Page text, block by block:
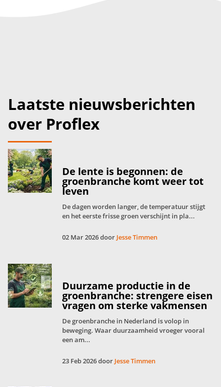
Laatste nieuwsberichten
over Proflex
De lente is begonnen: de
groenbranche komt weer tot
leven
De dagen worden langer, de temperatuur stijgt
en het eerste frisse groen verschijnt in pla...
02 Mar 2026 door Jesse Timmen
Duurzame productie in de
groenbranche: strengere eisen
vragen om sterke vakmensen
De groenbranche in Nederland is volop in
beweging. Waar duurzaamheid vroeger vooral
een am...
23 Feb 2026 door Jesse Timmen